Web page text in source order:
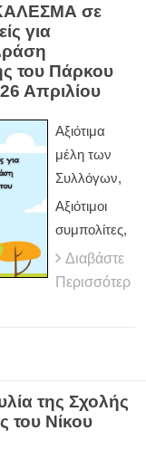
σε
για
του Πάρκου
Απριλίου
Αξιότιμα
μέλη των
Συλλόγων,
Αξιότιμοι
συμπολίτες,
Διαβάστε
Περισσότερ
της Σχολής
του Νίκου